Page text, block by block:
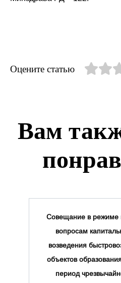
Оцените статью
Вам
Совещание в режиме
вопросам
возведения
объектов
период